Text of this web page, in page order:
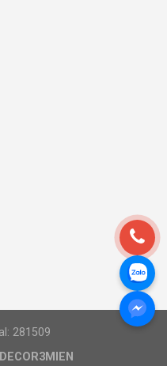
281509
DECOR3MIEN